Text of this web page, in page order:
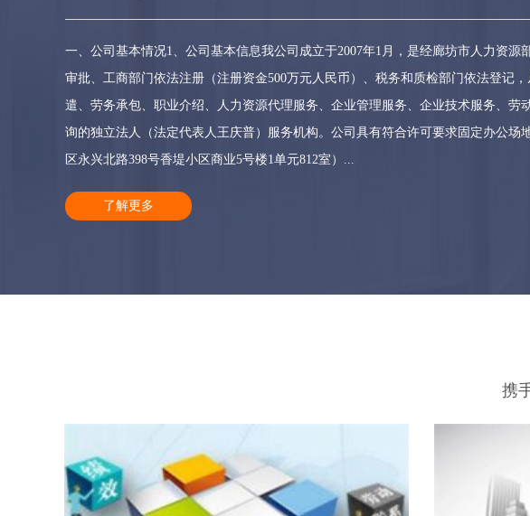
一、公司基本情况1、公司基本信息我公司成立于2007年1月，是经廊坊市人力资源
审批、工商部门依法注册（注册资金500万元人民币）、税务和质检部门依法登记
遣、劳务承包、职业介绍、人力资源代理服务、企业管理服务、企业技术服务、劳
询的独立法人（法定代表人王庆普）服务机构。公司具有符合许可要求固定办公场
区永兴北路398号香堤小区商业5号楼1单元812室）...
了解更多
携